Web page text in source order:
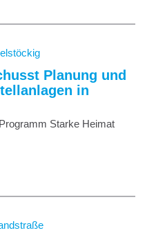
Planung und
in
Starke Heimat